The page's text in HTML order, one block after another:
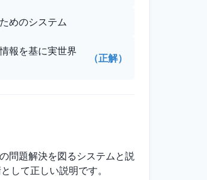
めのシステム
報を基に実世界
（正解）
問題解決を図るシステムと説
して正しい説明です。